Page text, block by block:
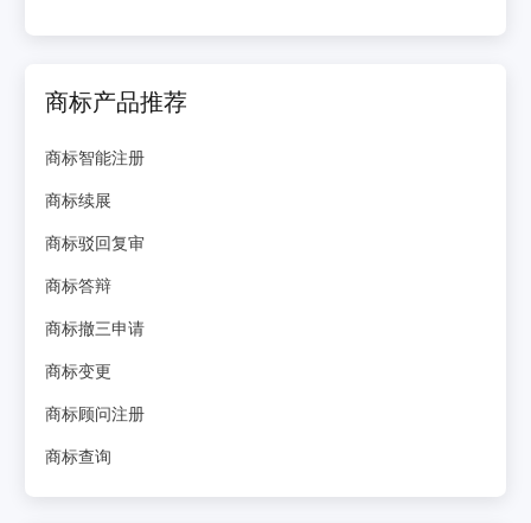
商标产品推荐
商标智能注册
商标续展
商标驳回复审
商标答辩
商标撤三申请
商标变更
商标顾问注册
商标查询